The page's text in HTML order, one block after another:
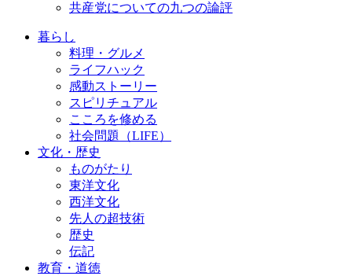
共産党についての九つの論評
暮らし
料理・グルメ
ライフハック
感動ストーリー
スピリチュアル
こころを修める
社会問題（LIFE）
文化・歴史
ものがたり
東洋文化
西洋文化
先人の超技術
歴史
伝記
教育・道徳